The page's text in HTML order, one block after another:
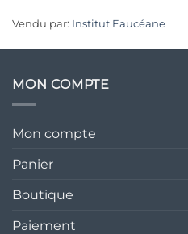
Vendu par: Institut Eaucéane
MON COMPTE
Mon compte
Panier
Boutique
Paiement